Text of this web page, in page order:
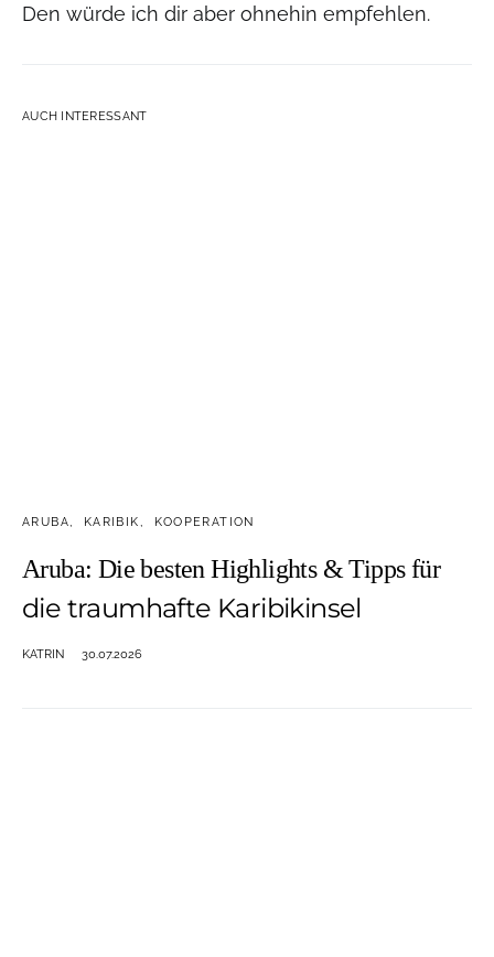
Den würde ich dir aber ohnehin empfehlen.
AUCH INTERESSANT
ARUBA KARIBIK KOOPERATION
Aruba: Die besten Highlights & Tipps für
die traumhafte Karibikinsel
KATRIN 30.07.2026